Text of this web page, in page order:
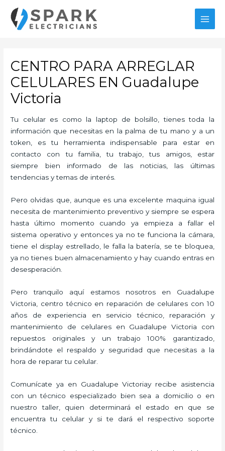
contenido
CENTRO PARA ARREGLAR
CELULARES EN Guadalupe
Victoria
Tu celular es como la laptop de bolsillo, tienes toda la
información que necesitas en la palma de tu mano y a un
token, es tu herramienta indispensable para estar en
contacto con tu familia, tu trabajo, tus amigos, estar
siempre bien informado de las noticias, las últimas
tendencias y temas de interés.
Pero olvidas que, aunque es una excelente maquina igual
necesita de mantenimiento preventivo y siempre se espera
hasta último momento cuando ya empieza a fallar el
sistema operativo y entonces ya no te funciona la cámara,
tiene el display estrellado, le falla la batería, se te bloquea,
ya no tienes buen almacenamiento y hay cuando entras en
desesperación.
Pero tranquilo aquí estamos nosotros en Guadalupe
Victoria, centro técnico en reparación de celulares con 10
años de experiencia en servicio técnico, reparación y
mantenimiento de celulares en Guadalupe Victoria con
repuestos originales y un trabajo 100% garantizado,
brindándote el respaldo y seguridad que necesitas a la
hora de reparar tu celular.
Comunícate ya en Guadalupe Victoriay recibe asistencia
con un técnico especializado bien sea a domicilio o en
nuestro taller, quien determinará el estado en que se
encuentra tu celular y si te dará el respectivo soporte
técnico.